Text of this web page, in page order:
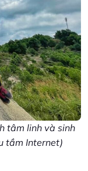
tâm linh và sinh
tầm Internet)